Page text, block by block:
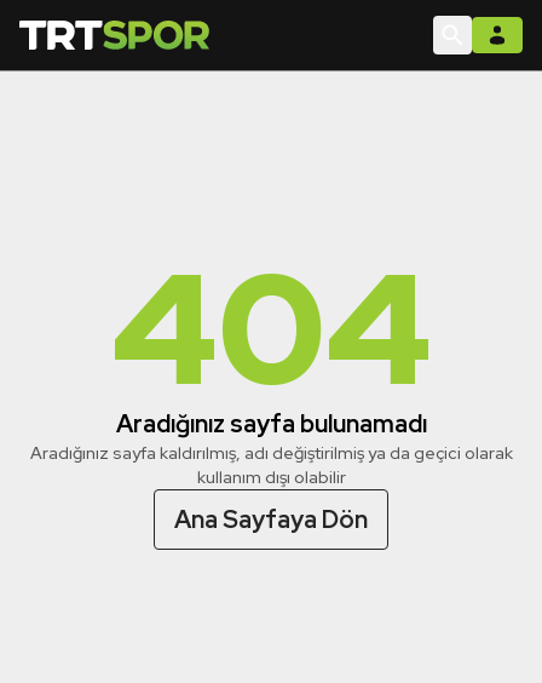
404
Aradığınız sayfa bulunamadı
Aradığınız sayfa kaldırılmış, adı değiştirilmiş ya da geçici olarak
kullanım dışı olabilir
Ana Sayfaya Dön